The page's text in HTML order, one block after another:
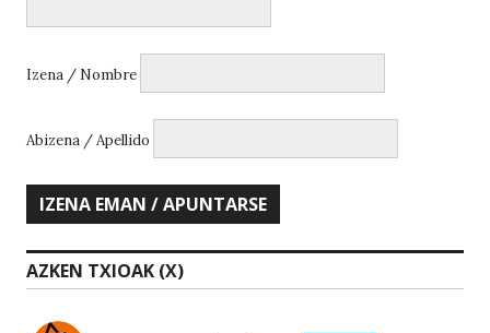
Izena / Nombre
Abizena / Apellido
AZKEN TXIOAK (X)